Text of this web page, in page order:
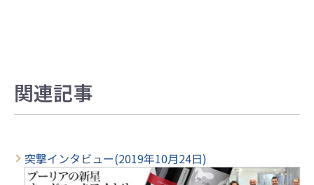
関連記事
突撃インタビュー(2019年10月24日)